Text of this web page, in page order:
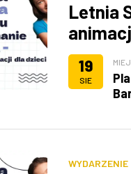
Letnia
19
SIE
WYDARZENIE